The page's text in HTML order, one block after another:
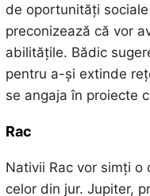
de oportunități
preconizează că vor
abilitățile. Bădic
pentru a-și extinde
se angaja în proiecte
Rac
Nativii Rac vor simți
celor din jur. Jupiter,